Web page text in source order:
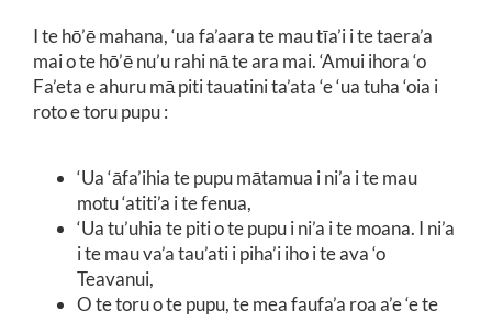
I te hō’ē mahana, ‘ua fa’aara te mau tīa’i i te taera’a
mai o te hō’ē nu’u rahi nā te ara mai. ‘Amui ihora ‘o
Fa’eta e ahuru mā piti tauatini ta’ata ‘e ‘ua tuha ‘oia i
roto e toru pupu :
‘Ua ‘āfa’ihia te pupu mātamua i ni’a i te mau
motu ‘atiti’a i te fenua,
‘Ua tu’uhia te piti o te pupu i ni’a i te moana. I ni’a
i te mau va’a tau’ati i piha’i iho i te ava ‘o
Teavanui,
O te toru o te pupu, te mea faufa’a roa a’e ‘e te